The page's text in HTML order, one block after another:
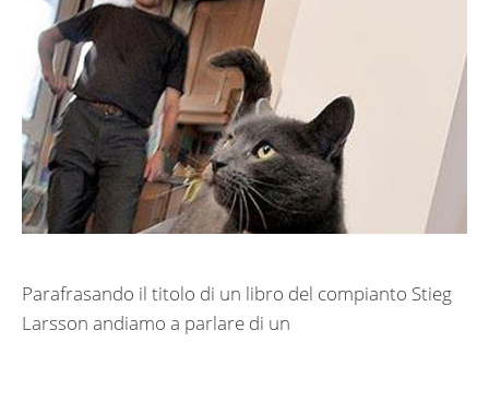
Parafrasando il titolo di un libro del compianto Stieg
Larsson andiamo a parlare di un